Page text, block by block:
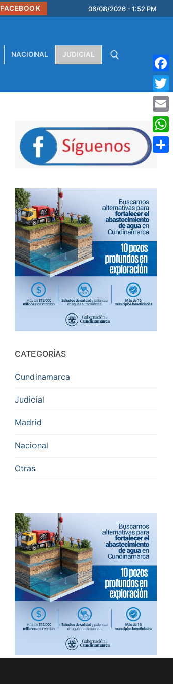
FACEBOOK 06/08/2026 - 1:52 PM
NACIONAL JUDICIAL
CATEGORÍAS
Cundinamarca
Judicial
Madrid
Nacional
Otras
Email